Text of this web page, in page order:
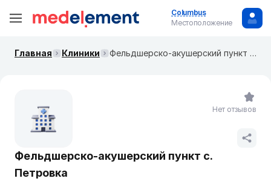
Columbus
Местоположение
Главная Клиники Фельдшерско-акушерский пункт с. Петровка
Фельдшерско-акушерский пункт с.
Петровка
Нет отзывов